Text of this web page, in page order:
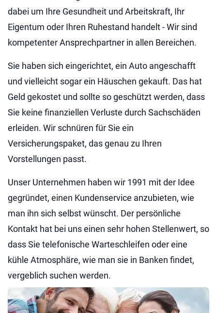
dabei um Ihre Gesundheit und Arbeitskraft, Ihr
Eigentum oder Ihren Ruhestand handelt - Wir sind
kompetenter Ansprechpartner in allen Bereichen.
Sie haben sich eingerichtet, ein Auto angeschafft
und vielleicht sogar ein Häuschen gekauft. Das hat
Geld gekostet und sollte so geschützt werden, dass
Sie keine finanziellen Verluste durch Sachschäden
erleiden. Wir schnüren für Sie ein
Versicherungspaket, das genau zu Ihren
Vorstellungen passt.
Unser Unternehmen haben wir 1991 mit der Idee
gegründet, einen Kundenservice anzubieten, wie
man ihn sich selbst wünscht. Der persönliche
Kontakt hat bei uns einen sehr hohen Stellenwert, so
dass Sie telefonische Warteschleifen oder eine
kühle Atmosphäre, wie man sie in Banken findet,
vergeblich suchen werden.